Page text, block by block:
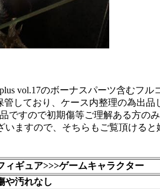
しており、ケース内整理の為出品
ですので初期傷等ご理解ある方の
ますので、そちらもご覧頂けると
ィギュア>>>ゲームキャラクター
や汚れなし